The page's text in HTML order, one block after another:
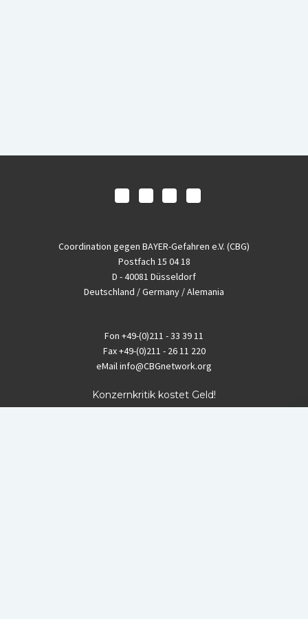
Coordination gegen BAYER-Gefahren e.V. (CBG)
Postfach 15 04 18
D - 40081 Düsseldorf
Deutschland / Germany / Alemania
Fon +49-(0)211 - 33 39 11
Fax+49-(0)211 - 26 11 220
eMailinfo@CBGnetwork.org
Konzernkritik kostet Geld!